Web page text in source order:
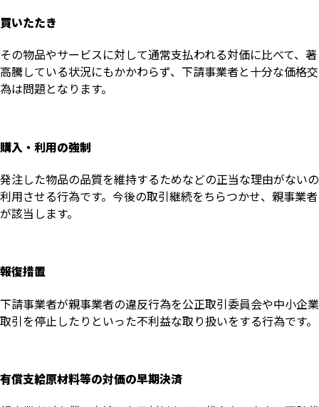
買いたたき
その物品やサービスに対して通常支払われる対価に比べて、
高騰している状況にもかかわらず、下請事業者と十分な価格
為は問題となります。
購入・利用の強制
発注した物品の品質を維持するためなどの正当な理由がない
利用させる行為です。今後の取引継続をちらつかせ、親事業
が該当します。
報復措置
下請事業者が親事業者の違反行為を公正取引委員会や中小企
取引を停止したりといった不利益な取り扱いをする行為です。
有償支給原材料等の対価の早期決済